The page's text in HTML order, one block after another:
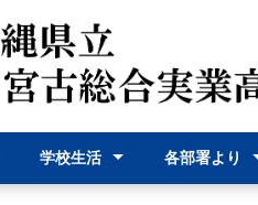
学校生活 各部署より